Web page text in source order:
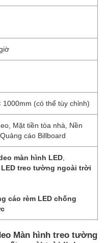
1000mm (có thể tùy chỉnh)
Mặt tiền tòa nhà, Nền
cáo Billboard
màn hình LED
treo tường ngoài trời
cáo rèm LED chống
Màn hình treo tường